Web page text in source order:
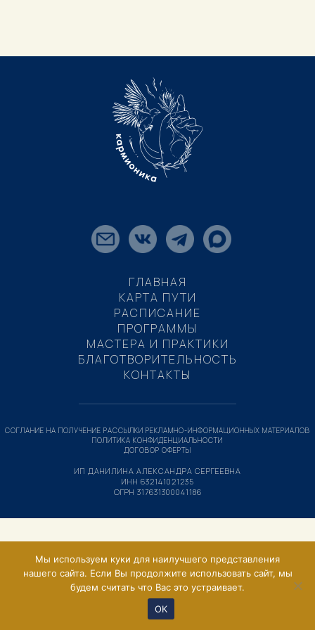
ГЛАВНАЯ
КАРТА ПУТИ
РАСПИСАНИЕ
ПРОГРАММЫ
МАСТЕРА И ПРАКТИКИ
БЛАГОТВОРИТЕЛЬНОСТЬ
КОНТАКТЫ
ИП ДАНИЛИНА АЛЕКСАНДРА СЕРГЕЕВНА
ИНН 632141021235
ОГРН 317631300041186
СОГЛАНИЕ НА ПОЛУЧЕНИЕ РАССЫЛКИ РЕКЛАМНО-ИНФОРМАЦИОННЫХ МАТЕРИАЛОВ
ПОЛИТИКА КОНФИДЕНЦИАЛЬНОСТИ
ДОГОВОР ОФЕРТЫ
Мы используем куки для наилучшего представления
нашего сайта. Если Вы продолжите использовать сайт, мы
будем считать что Вас это устраивает.
ОК